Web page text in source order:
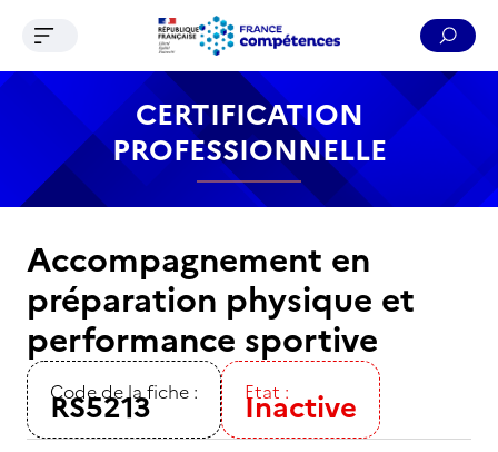
Contenu Recherche Menu Pied de page
Ouvrir le menu de navigation
CERTIFICATION
PROFESSIONNELLE
Accompagnement en
préparation physique et
performance sportive
Code de la fiche :
RS5213 Etat :
Inactive